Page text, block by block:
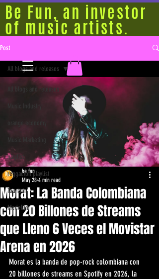
Be Fun, an investor
of music artists.
Post
All blogs and releases
playlist
reggaeton playlist
Tourism
Medellín
All blogs and releases
Morat: La Banda Colombiana
con 20 Billones de Streams
que Lleno 6 Veces el Movistar
Arena en 2026
be fun
May 28 4 min read
Morat es la banda de pop-rock colombiana con
20 billones de streams en Spotify en 2026, la